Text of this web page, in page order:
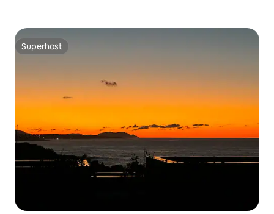
Superhost
Superhost